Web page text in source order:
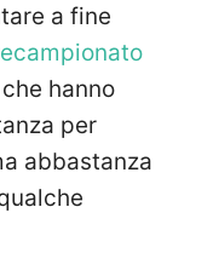
a fine
hanno
per
abbastanza